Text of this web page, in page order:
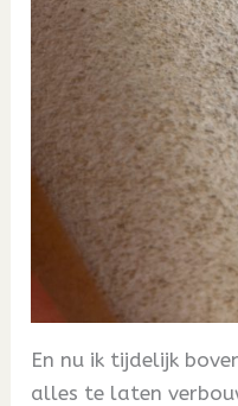
En nu ik tijdelijk
alles te laten